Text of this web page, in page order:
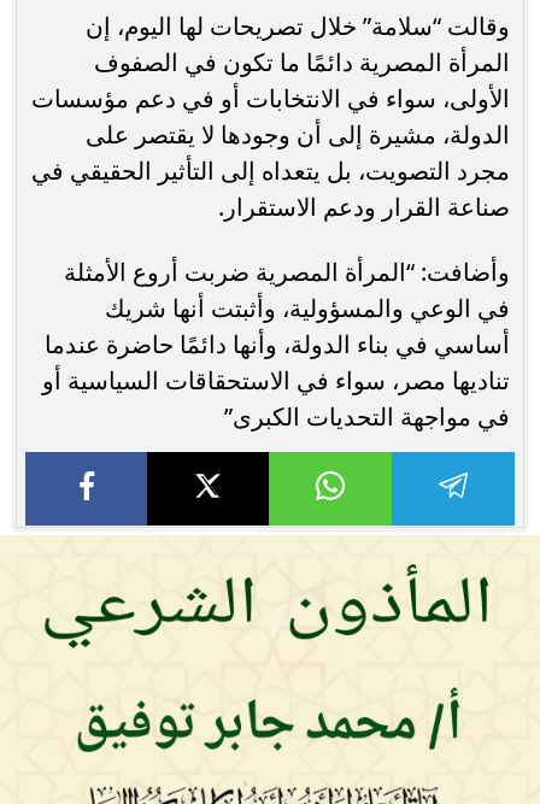
وقالت “سلامة” خلال تصريحات لها اليوم، إن
المرأة المصرية دائمًا ما تكون في الصفوف
الأولى، سواء في الانتخابات أو في دعم مؤسسات
الدولة، مشيرة إلى أن وجودها لا يقتصر على
مجرد التصويت، بل يتعداه إلى التأثير الحقيقي في
صناعة القرار ودعم الاستقرار.
وأضافت: “المرأة المصرية ضربت أروع الأمثلة
في الوعي والمسؤولية، وأثبتت أنها شريك
أساسي في بناء الدولة، وأنها دائمًا حاضرة عندما
تناديها مصر، سواء في الاستحقاقات السياسية أو
في مواجهة التحديات الكبرى”